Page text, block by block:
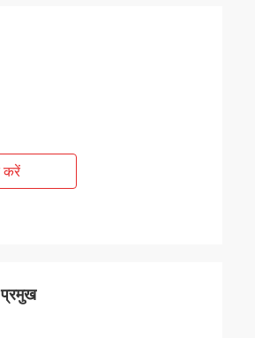
करें
प्रमुख